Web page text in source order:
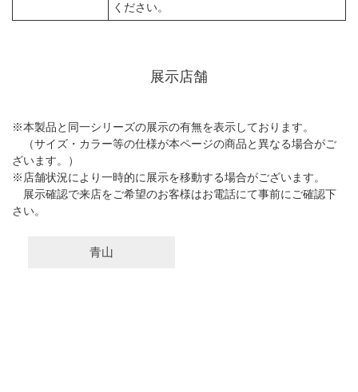
ください。
展示店舗
※本製品と同一シリーズの展示の有無を表示しております。
（サイズ・カラー等の仕様が本ページの商品と異なる場合がご
ざいます。）
※店舗状況により一時的に展示を移動する場合がございます。
展示確認で来店をご希望のお客様はお電話にて事前にご確認下
さい。
青山